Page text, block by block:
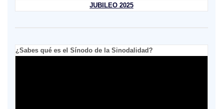
JUBILEO 2025
¿Sabes qué es el Sínodo de la Sinodalidad?